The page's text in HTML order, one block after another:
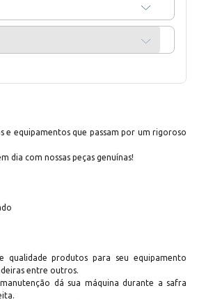
e equipamentos que passam por um rigoroso
dia com nossas peças genuínas!
qualidade produtos para seu equipamento
entre outros.
dá sua máquina durante a safra